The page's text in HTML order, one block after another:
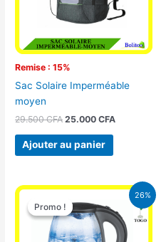
Remise : 15%
Sac Solaire Imperméable
moyen
29.500CFA 25.000CFA
Ajouter au panier
26%
Promo !
Promo !
Le
prix
initial
16.900 CFA.
Le
prix
actuel
est :
12.500 CFA.